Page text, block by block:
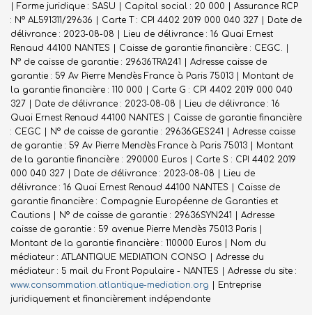
| Forme juridique : SASU | Capital social : 20 000 | Assurance RCP
: N° AL591311/29636 | Carte T : CPI 4402 2019 000 040 327 | Date de
délivrance : 2023-08-08 | Lieu de délivrance : 16 Quai Ernest
Renaud 44100 NANTES | Caisse de garantie financière : CEGC. |
N° de caisse de garantie : 29636TRA241 | Adresse caisse de
garantie : 59 Av Pierre Mendès France à Paris 75013 | Montant de
la garantie financière : 110 000 | Carte G : CPI 4402 2019 000 040
327 | Date de délivrance : 2023-08-08 | Lieu de délivrance : 16
Quai Ernest Renaud 44100 NANTES | Caisse de garantie financière
: CEGC | N° de caisse de garantie : 29636GES241 | Adresse caisse
de garantie : 59 Av Pierre Mendès France à Paris 75013 | Montant
de la garantie financière : 290000 Euros | Carte S : CPI 4402 2019
000 040 327 | Date de délivrance : 2023-08-08 | Lieu de
délivrance : 16 Quai Ernest Renaud 44100 NANTES | Caisse de
garantie financière : Compagnie Européenne de Garanties et
Cautions | N° de caisse de garantie : 29636SYN241 | Adresse
caisse de garantie : 59 avenue Pierre Mendès 75013 Paris |
Montant de la garantie financière : 110000 Euros | Nom du
médiateur : ATLANTIQUE MEDIATION CONSO | Adresse du
médiateur : 5 mail du Front Populaire - NANTES | Adresse du site :
www.consommation.atlantique-mediation.org | Entreprise
juridiquement et financièrement indépendante